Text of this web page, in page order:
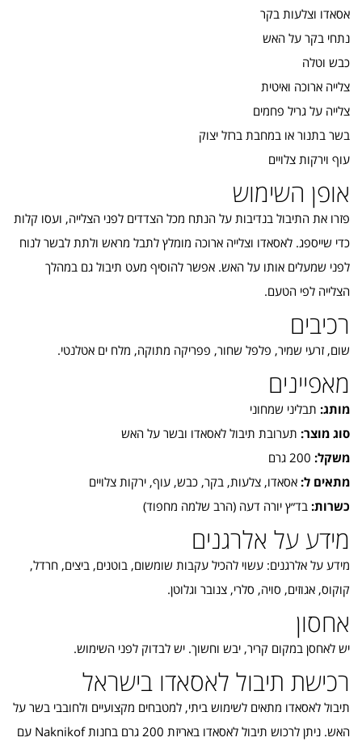
אסאדו וצלעות בקר
נתחי בקר על האש
כבש וטלה
צלייה ארוכה ואיטית
צלייה על גריל פחמים
בשר בתנור או במחבת ברזל יצוק
עוף וירקות צלויים
אופן השימוש
פזרו את התיבול בנדיבות על הנתח מכל הצדדים לפני הצלייה, ועסו קלות
כדי שייספג. לאסאדו וצלייה ארוכה מומלץ לתבל מראש ולתת לבשר לנוח
לפני שמעלים אותו על האש. אפשר להוסיף מעט תיבול גם במהלך
הצלייה לפי הטעם.
רכיבים
שום, זרעי שמיר, פלפל שחור, פפריקה מתוקה, מלח ים אטלנטי.
מאפיינים
מותג: תבליני שמחוני
סוג מוצר: תערובת תיבול לאסאדו ובשר על האש
משקל:
מתאים ל: אסאדו, צלעות, בקר, כבש, עוף, ירקות צלויים
כשרות: בד״ץ יורה דעה (הרב שלמה מחפוד)
מידע על אלרגנים
מידע על אלרגנים: עשוי להכיל עקבות שומשום, בוטנים, ביצים, חרדל,
קוקוס, אגוזים, סויה, סלרי, צנובר וגלוטן.
אחסון
יש לאחסן במקום קריר, יבש וחשוך. יש לבדוק לפני השימוש.
רכישת תיבול לאסאדו בישראל
תיבול לאסאדו מתאים לשימוש ביתי, למטבחים מקצועיים ולחובבי בשר על
האש. ניתן לרכוש תיבול לאסאדו באריזת 200 גרם בחנות Naknikof עם